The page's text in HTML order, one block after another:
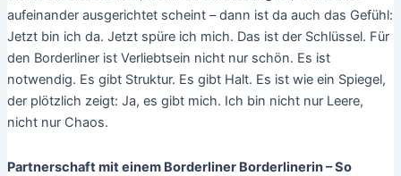
aufeinander ausgerichtet scheint – dann ist da auch das Gefühl:
Jetzt bin ich da. Jetzt spüre ich mich. Das ist der Schlüssel. Für
den Borderliner ist Verliebtsein nicht nur schön. Es ist
notwendig. Es gibt Struktur. Es gibt Halt. Es ist wie ein Spiegel,
der plötzlich zeigt: Ja, es gibt mich. Ich bin nicht nur Leere,
nicht nur Chaos.
Partnerschaft mit einem Borderliner Borderlinerin – So